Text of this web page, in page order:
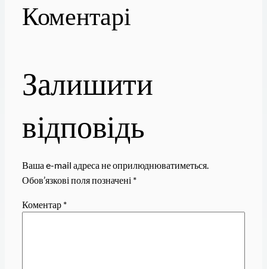
Коментарі
Залишити
відповідь
Ваша e-mail адреса не оприлюднюватиметься.
Обов’язкові поля позначені *
Коментар *